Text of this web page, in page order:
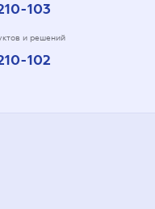
103
и решений
102